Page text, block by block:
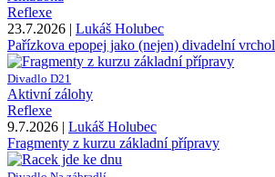
Reflexe
23.7.2026 | Lukáš Holubec
Pařízkova epopej jako (nejen) divadelní vrchol
Divadlo D21
Aktivní zálohy
Reflexe
9.7.2026 | Lukáš Holubec
Fragmenty z kurzu základní přípravy